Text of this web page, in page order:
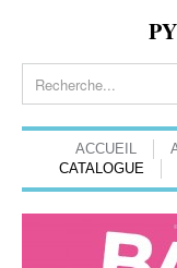
ACCUEIL
CATALOGUE